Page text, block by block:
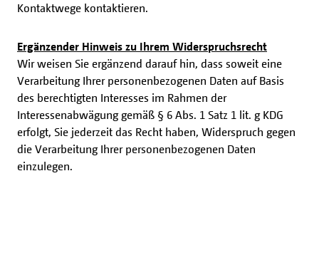
Kontaktwege kontaktieren.
Ergänzender Hinweis zu Ihrem Widerspruchsrecht
Wir weisen Sie ergänzend darauf hin, dass soweit eine
Verarbeitung Ihrer personenbezogenen Daten auf Basis
des berechtigten Interesses im Rahmen der
Interessenabwägung gemäß § 6 Abs. 1 Satz 1 lit. g KDG
erfolgt, Sie jederzeit das Recht haben, Widerspruch gegen
die Verarbeitung Ihrer personenbezogenen Daten
einzulegen.